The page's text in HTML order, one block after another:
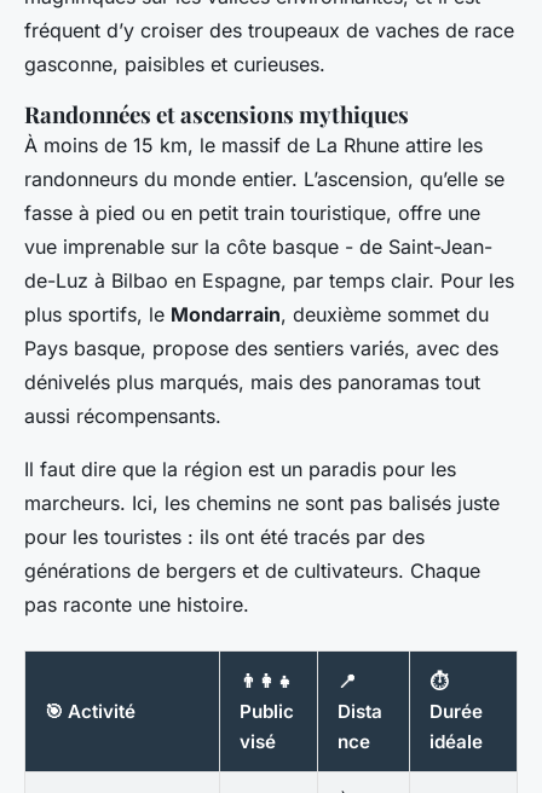
fréquent d’y croiser des troupeaux de vaches de race
gasconne, paisibles et curieuses.
Randonnées et ascensions mythiques
À moins de 15 km, le massif de La Rhune attire les
randonneurs du monde entier. L’ascension, qu’elle se
fasse à pied ou en petit train touristique, offre une
vue imprenable sur la côte basque - de Saint-Jean-
de-Luz à Bilbao en Espagne, par temps clair. Pour les
plus sportifs, le Mondarrain, deuxième sommet du
Pays basque, propose des sentiers variés, avec des
dénivelés plus marqués, mais des panoramas tout
aussi récompensants.
Il faut dire que la région est un paradis pour les
marcheurs. Ici, les chemins ne sont pas balisés juste
pour les touristes : ils ont été tracés par des
générations de bergers et de cultivateurs. Chaque
pas raconte une histoire.
🎯 Activité
👨‍👩‍👧
Public
visé
📍
Dista
nce
⏱️
Durée
idéale